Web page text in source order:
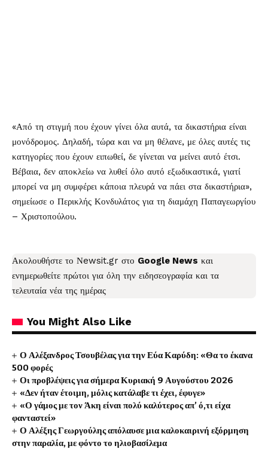
«Από τη στιγμή που έχουν γίνει όλα αυτά, τα δικαστήρια είναι
μονόδρομος. Δηλαδή, τώρα και να μη θέλανε, με όλες αυτές τις
κατηγορίες που έχουν ειπωθεί, δε γίνεται να μείνει αυτό έτσι.
Βέβαια, δεν αποκλείω να λυθεί όλο αυτό εξωδικαστικά, γιατί
μπορεί να μη συμφέρει κάποια πλευρά να πάει στα δικαστήρια»,
σημείωσε ο Περικλής Κονδυλάτος για τη διαμάχη Παπαγεωργίου
– Χριστοπούλου.
Ακολουθήστε το Νewsit.gr στο Google News και
ενημερωθείτε πρώτοι για όλη την ειδησεογραφία και τα
τελευταία νέα της ημέρας
You Might Also Like
Ο Αλέξανδρος Τσουβέλας για την Εύα Καρύδη: «Θα το έκανα
500 φορές
Οι προβλέψεις για σήμερα Κυριακή 9 Αυγούστου 2026
«Δεν ήταν έτοιμη, μόλις κατάλαβε τι έχει, έφυγε»
«Ο γάμος με τον Άκη είναι πολύ καλύτερος απ’ ό,τι είχα
φανταστεί»
Ο Αλέξης Γεωργούλης απόλαυσε μια καλοκαιρινή εξόρμηση
στην παραλία, με φόντο το ηλιοβασίλεμα